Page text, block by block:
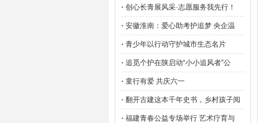
· 创心长青展风采·志愿服务我先行！
· 安徽淮南：爱心助考护追梦 央企温
· 青少年以行动守护城市生态名片
· 追觅个护在陕启动“小小追风者”公
· 童行有爱 共庆六一
· 翻开古建这本千年史书，乡村孩子阅
· 福建青春公益专场举行 艺术疗育与